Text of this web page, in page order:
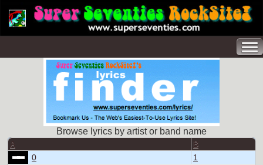
Browse lyrics by artist or band name
A B
0
1